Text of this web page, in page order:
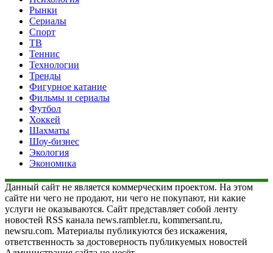
Рынки
Сериалы
Спорт
ТВ
Теннис
Технологии
Тренды
Фигурное катание
Фильмы и сериалы
Футбол
Хоккей
Шахматы
Шоу-бизнес
Экология
Экономика
Данный сайт не является коммерческим проектом. На этом
сайте ни чего не продают, ни чего не покупают, ни какие
услуги не оказываются. Сайт представляет собой ленту
новостей RSS канала news.rambler.ru, kommersant.ru,
newsru.com. Материалы публикуются без искажения,
ответственность за достоверность публикуемых новостей